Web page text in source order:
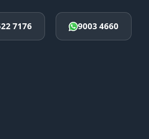
7176 9003 4660